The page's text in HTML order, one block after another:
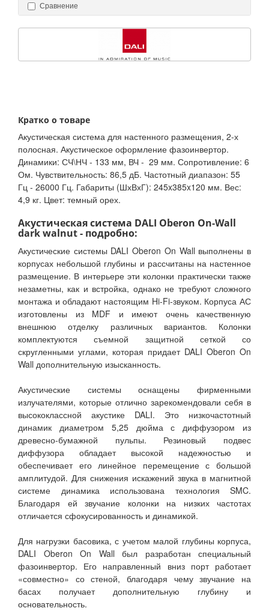
Сравнение
Кратко о товаре
Акустическая система для настенного размещения, 2-х
полосная. Акустическое оформление фазоинвертор.
Динамики: СЧ\НЧ - 133 мм, ВЧ - 29 мм. Сопротивление: 6
Ом. Чувствительность: 86,5 дБ. Частотный диапазон: 55
Гц - 26000 Гц. Габариты (ШхВхГ): 245x385x120 мм. Вес:
4,9 кг. Цвет: темный орех.
Акустическая система DALI Oberon On-Wall
dark walnut - подробно:
Акустические системы DALI Oberon On Wall выполнены в
корпусах небольшой глубины и рассчитаны на настенное
размещение. В интерьере эти колонки практически также
незаметны, как и встройка, однако не требуют сложного
монтажа и обладают настоящим Hi-Fi-звуком. Корпуса АС
изготовлены из MDF и имеют очень качественную
внешнюю отделку различных вариантов. Колонки
комплектуются съемной защитной сеткой со
скругленными углами, которая придает DALI Oberon On
Wall дополнительную изысканность.
Акустические системы оснащены фирменными
излучателями, которые отлично зарекомендовали себя в
высококлассной акустике DALI. Это низкочастотный
динамик диаметром 5,25 дюйма с диффузором из
древесно-бумажной пульпы. Резиновый подвес
диффузора обладает высокой надежностью и
обеспечивает его линейное перемещение с большой
амплитудой. Для снижения искажений звука в магнитной
системе динамика использована технология SMC.
Благодаря ей звучание колонки на низких частотах
отличается сфокусированность и динамикой.
Для нагрузки басовика, с учетом малой глубины корпуса,
DALI Oberon On Wall был разработан специальный
фазоинвертор. Его направленный вниз порт работает
«совместно» со стеной, благодаря чему звучание на
басах получает дополнительную глубину и
основательность.